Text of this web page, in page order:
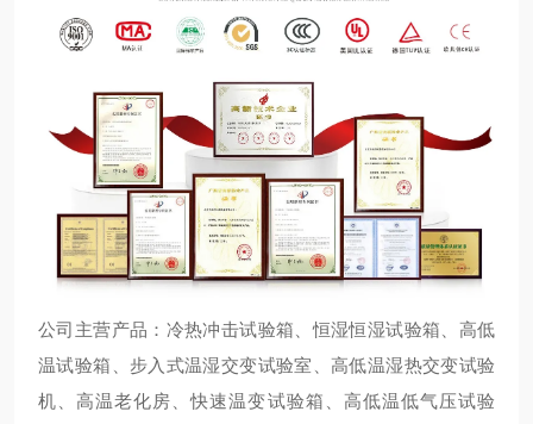
公司主营产品：冷热冲击试验箱、恒湿恒湿试验箱、高低
温试验箱、步入式温湿交变试验室、高低温湿热交变试验
机、高温老化房、快速温变试验箱、高低温低气压试验